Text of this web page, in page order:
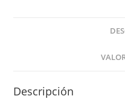
Descripción